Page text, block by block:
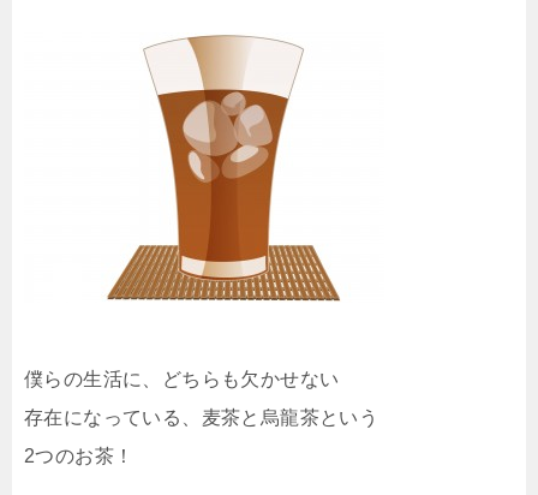
僕らの生活に、どちらも欠かせない
存在になっている、麦茶と烏龍茶という
2つのお茶！